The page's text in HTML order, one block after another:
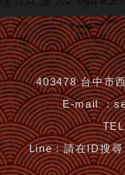
403478 台中市
E-mail ：
Line：請在ID搜